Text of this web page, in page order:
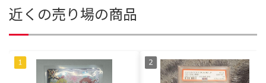
近くの売り場の商品